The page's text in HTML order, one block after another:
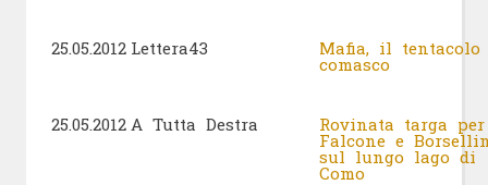
25.05.2012 Lettera43 Mafia, il tentacolo
comasco
25.05.2012 A Tutta Destra Rovinata targa per
Falcone e
sul lungo lago di
Como